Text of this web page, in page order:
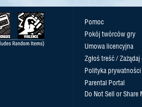
Pomoc
Pokój twórców gry
Umowa licencyjna
Zgłoś treść /
Polityka prywatności
Parental Portal
Do Not Sell or